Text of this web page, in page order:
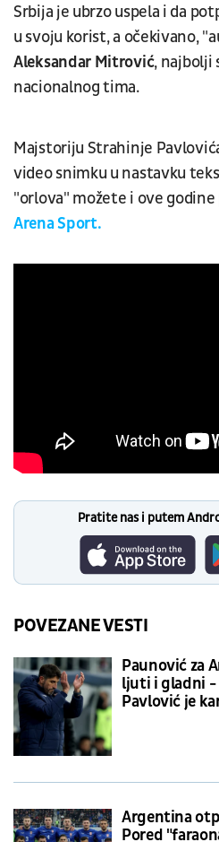
Srbija je ubrzo uspela i da
u svoju korist, a očekivano,
Aleksandar Mitrović, najbolji
nacionalnog tima.
Majstoriju Strahinje
video snimku u nastavku
"orlova" možete i ove
Arena Sport.
Pratite nas i putem
POVEZANE VESTI
Paunović za
ljuti i gladni
Pavlović je
Argentina
Pored "faraona" je